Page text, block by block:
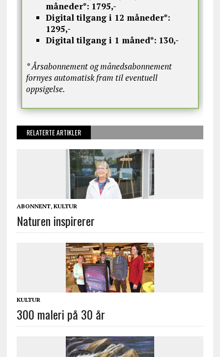
måneder*: 1795,-
Digital tilgang i 12 måneder*:
1295,-
Digital tilgang i 1 måned*: 130,-
* Årsabonnement og månedsabonnement
fornyes automatisk fram til eventuell
oppsigelse.
RELATERTE ARTIKLER
ABONNENT, KULTUR
Naturen inspirerer
KULTUR
300 maleri på 30 år